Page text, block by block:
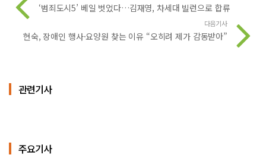
‘범죄도시5’ 베일 벗었다…김재영, 차세대 빌런으로 합류
다음기사
현숙, 장애인 행사·요양원 찾는 이유 “오히려 제가 감동받아”
관련기사
주요기사